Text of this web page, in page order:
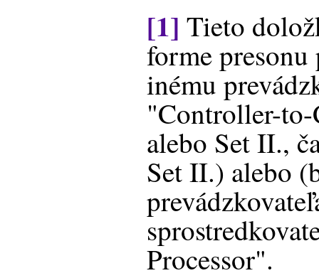
[1] Tieto
forme presonu
inému
"Controller-
alebo Set II.,
Set II.) alebo
Processor".